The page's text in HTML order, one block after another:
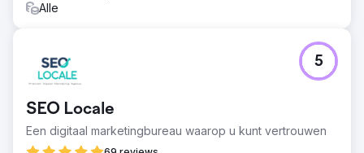
Alle
SEO Locale
Een digitaal marketingbureau waarop u kunt vertrouwen
5